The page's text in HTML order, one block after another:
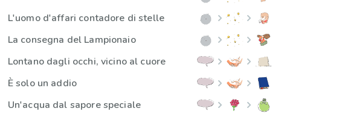
L'uomo d'affari contadore di stelle
La consegna del Lampionaio
Lontano dagli occhi, vicino al cuore
È solo un addio
Un'acqua dal sapore speciale